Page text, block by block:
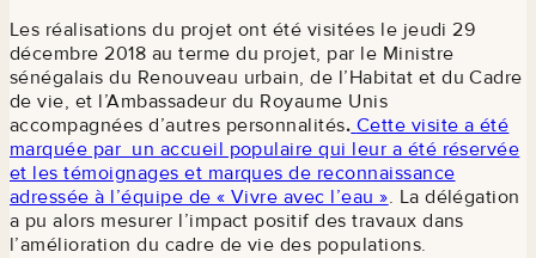
Les réalisations du projet ont été visitées le jeudi 29
décembre 2018 au terme du projet, par le Ministre
sénégalais du Renouveau urbain, de l’Habitat et du Cadre
de vie, et l’Ambassadeur du Royaume Unis
accompagnées d’autres personnalités. Cette visite a été
marquée par un accueil populaire qui leur a été réservée
et les témoignages et marques de reconnaissance
adressée à l’équipe de « Vivre avec l’eau ». La délégation
a pu alors mesurer l’impact positif des travaux dans
l’amélioration du cadre de vie des populations.